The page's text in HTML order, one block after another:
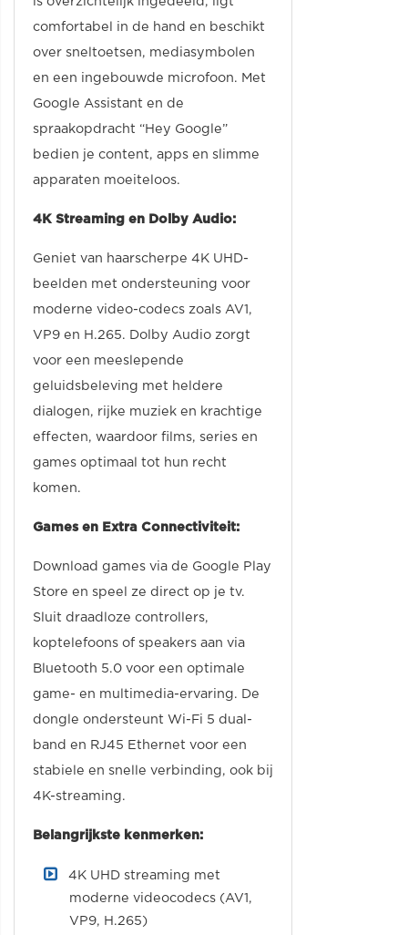
comfortabel in de hand en beschikt
over sneltoetsen, mediasymbolen
en een ingebouwde microfoon. Met
Google Assistant en de
spraakopdracht “Hey Google”
bedien je content, apps en slimme
apparaten moeiteloos.
4K Streaming en Dolby Audio:
Geniet van haarscherpe 4K UHD-
beelden met ondersteuning voor
moderne video-codecs zoals AV1,
VP9 en H.265. Dolby Audio zorgt
voor een meeslepende
geluidsbeleving met heldere
dialogen, rijke muziek en krachtige
effecten, waardoor films, series en
games optimaal tot hun recht
komen.
Games en Extra Connectiviteit:
Download games via de Google Play
Store en speel ze direct op je tv.
Sluit draadloze controllers,
koptelefoons of speakers aan via
Bluetooth 5.0 voor een optimale
game- en multimedia-ervaring. De
dongle ondersteunt Wi-Fi 5 dual-
band en RJ45 Ethernet voor een
stabiele en snelle verbinding, ook bij
4K-streaming.
Belangrijkste kenmerken:
4K UHD streaming met
moderne videocodecs (AV1,
VP9, H.265)